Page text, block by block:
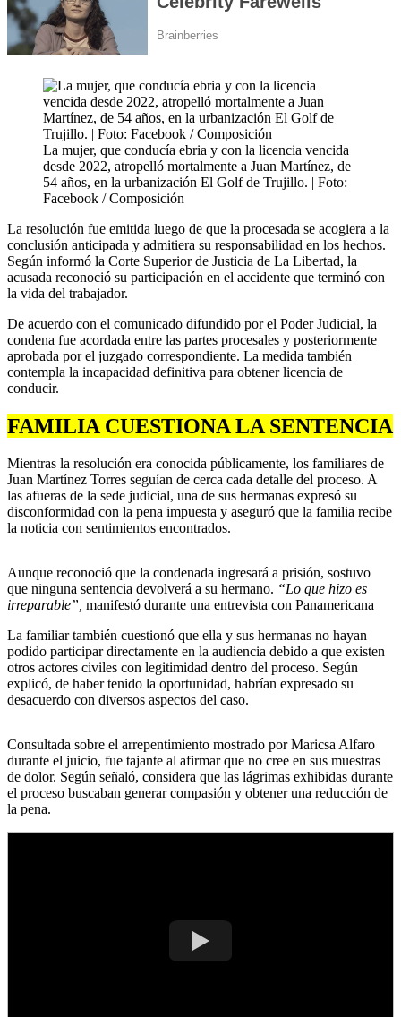
La mujer, que conducía ebria y con la licencia vencida
desde 2022, atropelló mortalmente a Juan Martínez, de
54 años, en la urbanización El Golf de Trujillo. | Foto:
Facebook / Composición
La resolución fue emitida luego de que la procesada se acogiera a la
conclusión anticipada y admitiera su responsabilidad en los hechos.
Según informó la Corte Superior de Justicia de La Libertad, la
acusada reconoció su participación en el accidente que terminó con
la vida del trabajador.
De acuerdo con el comunicado difundido por el Poder Judicial, la
condena fue acordada entre las partes procesales y posteriormente
aprobada por el juzgado correspondiente. La medida también
contempla la incapacidad definitiva para obtener licencia de
conducir.
FAMILIA CUESTIONA LA SENTENCIA
Mientras la resolución era conocida públicamente, los familiares de
Juan Martínez Torres seguían de cerca cada detalle del proceso. A
las afueras de la sede judicial, una de sus hermanas expresó su
disconformidad con la pena impuesta y aseguró que la familia recibe
la noticia con sentimientos encontrados.
Aunque reconoció que la condenada ingresará a prisión, sostuvo
que ninguna sentencia devolverá a su hermano. “Lo que hizo es
irreparable”, manifestó durante una entrevista con Panamericana
La familiar también cuestionó que ella y sus hermanas no hayan
podido participar directamente en la audiencia debido a que existen
otros actores civiles con legitimidad dentro del proceso. Según
explicó, de haber tenido la oportunidad, habrían expresado su
desacuerdo con diversos aspectos del caso.
Consultada sobre el arrepentimiento mostrado por Maricsa Alfaro
durante el juicio, fue tajante al afirmar que no cree en sus muestras
de dolor. Según señaló, considera que las lágrimas exhibidas durante
el proceso buscaban generar compasión y obtener una reducción de
la pena.